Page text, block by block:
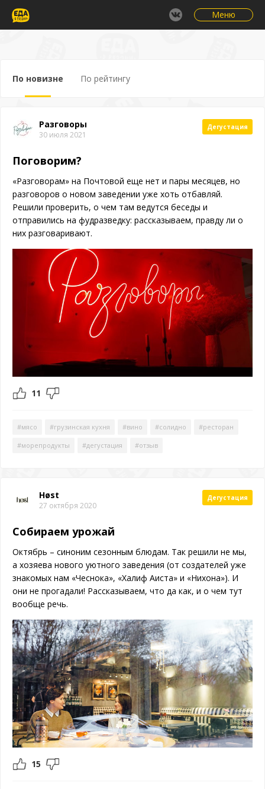
Меню
По новизне По рейтингу
Разговоры
30 июля 2021
Дегустация
Поговорим?
«Разговорам» на Почтовой еще нет и пары месяцев, но
разговоров о новом заведении уже хоть отбавляй.
Решили проверить, о чем там ведутся беседы и
отправились на фудразведку: рассказываем, правду ли о
них разговаривают.
11
#мясо #грузинская кухня #вино #солидно #ресторан
#морепродукты #дегустация #отзыв
Høst
27 октября 2020
Дегустация
Собираем урожай
Октябрь – синоним сезонным блюдам. Так решили не мы,
а хозяева нового уютного заведения (от создателей уже
знакомых нам «Чеснока», «Халиф Аиста» и «Нихона»). И
они не прогадали! Рассказываем, что да как, и о чем тут
вообще речь.
15